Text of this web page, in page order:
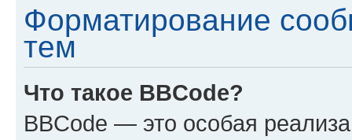
Форматирование
тем
Что такое BBCode?
BBCode — это особая